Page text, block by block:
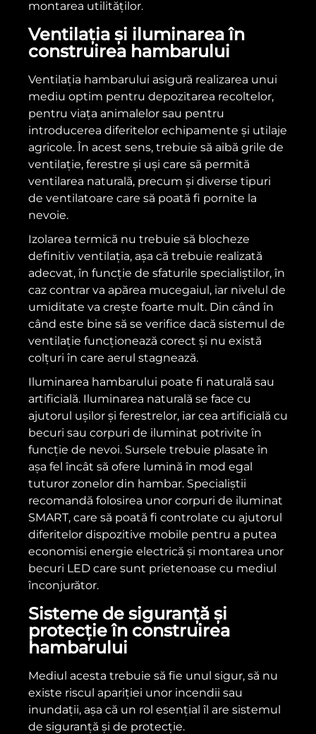
montarea utilităților.
Ventilația și iluminarea în
construirea hambarului
Ventilația hambarului asigură realizarea unui
mediu optim pentru depozitarea recoltelor,
pentru viața animalelor sau pentru
introducerea diferitelor echipamente și utilaje
agricole. În acest sens, trebuie să aibă grile de
ventilație, ferestre și uși care să permită
ventilarea naturală, precum și diverse tipuri
de ventilatoare care să poată fi pornite la
nevoie.
Izolarea termică nu trebuie să blocheze
definitiv ventilația, așa că trebuie realizată
adecvat, în funcție de sfaturile specialiștilor, în
caz contrar va apărea mucegaiul, iar nivelul de
umiditate va crește foarte mult. Din când în
când este bine să se verifice dacă sistemul de
ventilație funcționează corect și nu există
colțuri în care aerul stagnează.
Iluminarea hambarului poate fi naturală sau
artificială. Iluminarea naturală se face cu
ajutorul ușilor și ferestrelor, iar cea artificială cu
becuri sau corpuri de iluminat potrivite în
funcție de nevoi. Sursele trebuie plasate în
așa fel încât să ofere lumină în mod egal
tuturor zonelor din hambar. Specialiștii
recomandă folosirea unor corpuri de iluminat
SMART, care să poată fi controlate cu ajutorul
diferitelor dispozitive mobile pentru a putea
economisi energie electrică și montarea unor
becuri LED care sunt prietenoase cu mediul
înconjurător.
Sisteme de siguranță și
protecție în construirea
hambarului
Mediul acesta trebuie să fie unul sigur, să nu
existe riscul apariției unor incendii sau
inundații, așa că un rol esențial îl are sistemul
de siguranță și de protecție.